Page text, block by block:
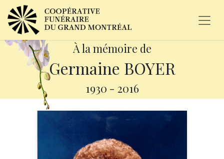
À la mémoire de
Germaine BOYER
1930 - 2016